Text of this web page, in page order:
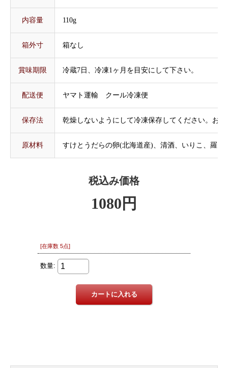
内容量 110g
箱外寸 箱なし
賞味期限 冷蔵7日、冷凍1ヶ月を目安にして下さい。
配送便 ヤマト運輸 クール冷凍便
保存法 乾燥しないようにして冷凍保存してください。お
原材料 すけとうだらの卵(北海道産)、清酒、いりこ、羅
税込み価格
1080円